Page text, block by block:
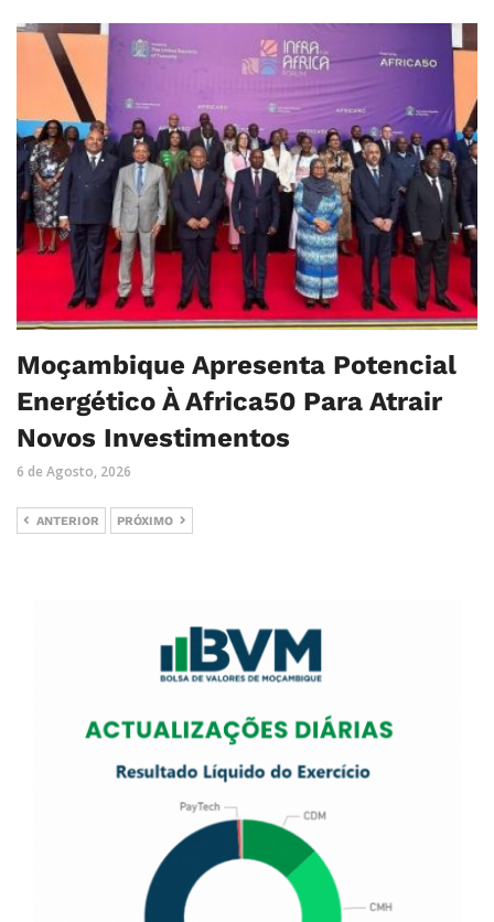
Moçambique Apresenta Potencial
Energético À Africa50 Para Atrair
Novos Investimentos
6 de Agosto, 2026
ANTERIOR PRÓXIMO